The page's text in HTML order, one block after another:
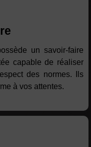
un savoir-faire
capable de réaliser
des normes. Ils
à vos attentes.